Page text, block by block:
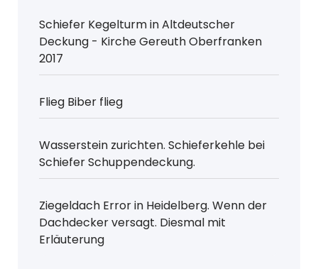
Schiefer Kegelturm in Altdeutscher
Deckung - Kirche Gereuth Oberfranken
2017
Flieg Biber flieg
Wasserstein zurichten. Schieferkehle bei
Schiefer Schuppendeckung.
Ziegeldach Error in Heidelberg. Wenn der
Dachdecker versagt. Diesmal mit
Erläuterung